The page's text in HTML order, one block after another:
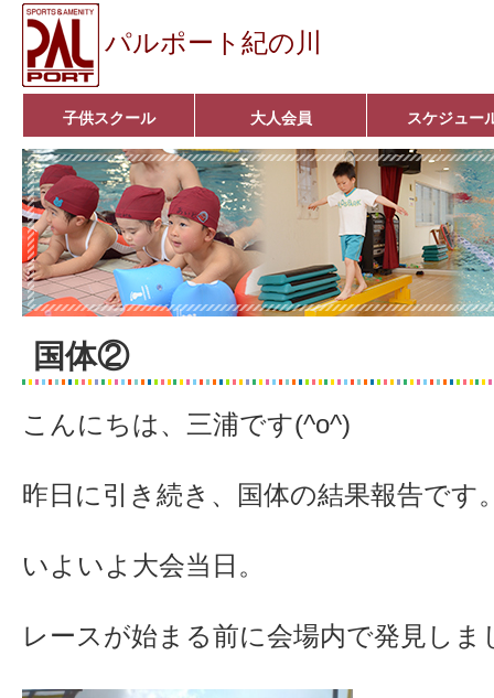
パルポート紀の川
子供スクール
ベビーコース
幼児コース
小学生コース
育成コース
選手コース
キッズパーク(体操教室)
子どもダンス教室
■入会案内■
大人会員
アクア悠々クラブ
いきいきコース
■入会案内■
スケジュー
国体②
こんにちは、三浦です(^o^)
昨日に引き続き、国体の結果報告です
いよいよ大会当日。
レースが始まる前に会場内で発見しま